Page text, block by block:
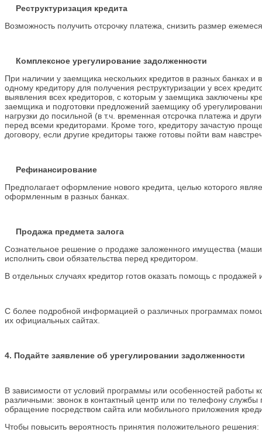
Реструктуризация кредита
Возможность получить отсрочку платежа, снизить размер
Комплексное урегулирование задолженности
При наличии у заемщика нескольких кредитов в разных банках
одному кредитору для получения реструктуризации у всех
выявления всех кредиторов, с которым у заемщика заключены
заемщика и подготовки предложений заемщику об
нагрузки до посильной (в т.ч. временная отсрочка платежа и
перед всеми кредиторами. Кроме того, кредитору зачастую
договору, если другие кредиторы также готовы пойти вам
Рефинансирование
Предполагает оформление нового кредита, целью которого
оформленным в разных банках.
Продажа предмета залога
Сознательное решение о продаже заложенного имущества
исполнить свои обязательства перед кредитором.
В отдельных случаях кредитор готов оказать помощь с
С более подробной информацией о различных программах
их официальных сайтах.
4. Подайте заявление об урегулировании задолженности
В зависимости от условий программы или особенностей работы
различными: звонок в контактный центр или по телефону
обращение посредством сайта или мобильного приложения
Чтобы повысить вероятность принятия положительного решения: